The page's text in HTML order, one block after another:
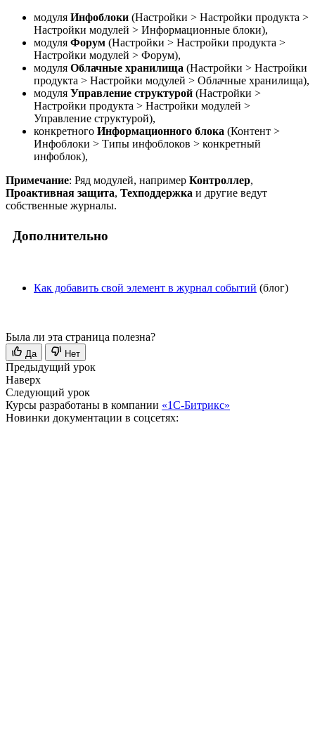
модуля Инфоблоки (Настройки > Настройки продукта >
Настройки модулей > Информационные блоки),
модуля Форум (Настройки > Настройки продукта >
Настройки модулей > Форум),
модуля Облачные хранилища (Настройки > Настройки
продукта > Настройки модулей > Облачные хранилища),
модуля Управление структурой (Настройки >
Настройки продукта > Настройки модулей >
Управление структурой),
конкретного Информационного блока (Контент >
Инфоблоки > Типы инфоблоков > конкретный
инфоблок),
Примечание: Ряд модулей, например Контроллер,
Проактивная защита, Техподдержка и другие ведут
собственные журналы.
Дополнительно
Как добавить свой элемент в журнал событий (блог)
Была ли эта страница полезна?
Да Нет
Предыдущий урок
Наверх
Следующий урок
Курсы разработаны в компании «1С-Битрикс»
Новинки документации в соцсетях: